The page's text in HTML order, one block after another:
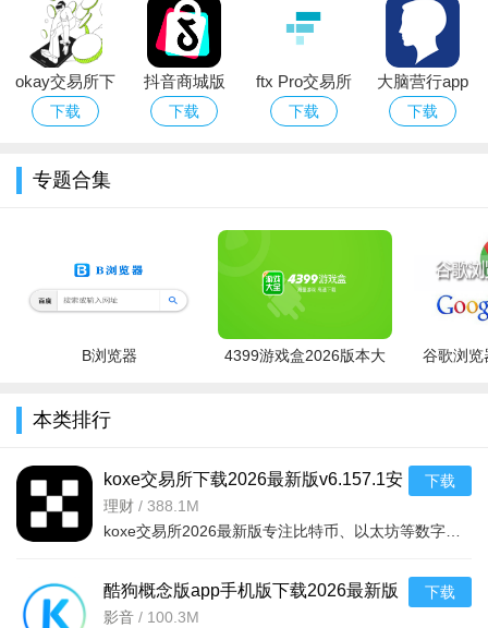
软件优势：
1、可以查看其他用户的评价和推荐，获取购物灵感和建议；
2、可以通过直播或短视频了解新品上市和促销活动，及时获
3、提供个性化推荐功能，根据用户的兴趣和购物历
4、可以关注自己感兴趣的人或品牌，获取他们最新的动态和
推荐；
5、可以参加各种线上活动，如抽奖、答题等，有机会获得奖
软件亮点：
okay交易所下
载官方app
下载
抖音商城版
app下载最新
下载
ftx Pro交易所
官方手机版
下载
大脑营行app
官方下载安装
下载
专题合集
B浏览器
4399游戏盒2026版本大
谷歌浏览
本类排行
koxe交易所下载2026最新版v6.157.1安
卓版
理财 / 388.1M
下载
酷狗概念版app手机版下载2026最新版
v5.2.3安卓版
影音 / 100.3M
下载